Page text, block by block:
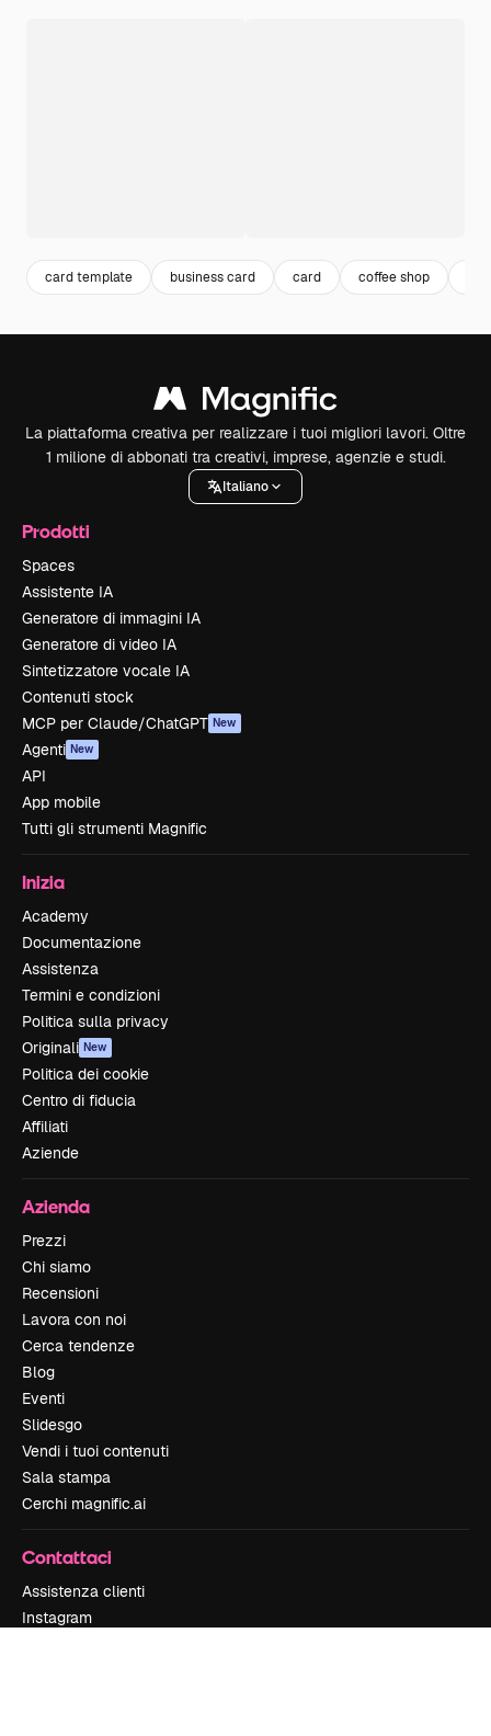
card template business card card coffee shop
La piattaforma creativa per realizzare i tuoi migliori lavori. Oltre
1 milione di abbonati tra creativi, imprese, agenzie e studi.
Italiano
Prodotti
Spaces
Assistente IA
Generatore di immagini IA
Generatore di video IA
Sintetizzatore vocale IA
Contenuti stock
MCP per Claude/ChatGPT New
Agenti New
API
App mobile
Tutti gli strumenti Magnific
Inizia
Academy
Documentazione
Assistenza
Termini e condizioni
Politica sulla privacy
Originali New
Politica dei cookie
Centro di fiducia
Affiliati
Aziende
Azienda
Prezzi
Chi siamo
Recensioni
Lavora con noi
Cerca tendenze
Blog
Eventi
Slidesgo
Vendi i tuoi contenuti
Sala stampa
Cerchi magnific.ai
Contattaci
Assistenza clienti
Instagram